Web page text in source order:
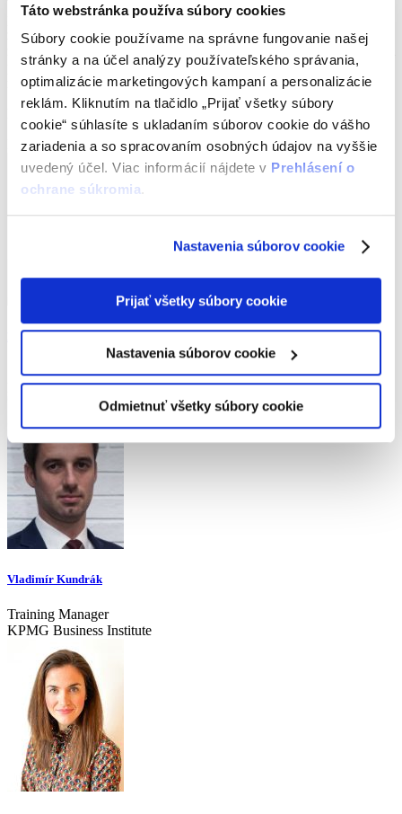
Táto webstránka používa súbory cookies
Súbory cookie používame na správne fungovanie našej
stránky a na účel analýzy používateľského správania,
optimalizácie marketingových kampaní a personalizácie
reklám. Kliknutím na tlačidlo „Prijať všetky súbory
cookie“ súhlasíte s ukladaním súborov cookie do vášho
zariadenia a so spracovaním osobných údajov na vyššie
uvedený účel. Viac informácií nájdete v Prehlásení o
ochrane súkromia.
Nastavenia súborov cookie
Prijať všetky súbory cookie
Nastavenia súborov cookie
Odmietnuť všetky súbory cookie
predchádzajúce školenia, bola problematika podaná veľmi
zrozumiteľne, zvládla som sa v nej orientovať a bola podaná veľmi
zaujímavým spôsobom Vašimi lektormi, ktorí navyše vytvorili veľmi
príjemnú pracovnú atmosféru s ľudským prístupom. Ďakujem za
možnosť zúčastniť sa tohto školenia.“
Assistant Professor
Lektori
Peter Škyrta
Sustainability Manager, ESG
ESG Risk Management and ESG Advisory
Vladimír Kundrák
Training Manager
KPMG Business Institute